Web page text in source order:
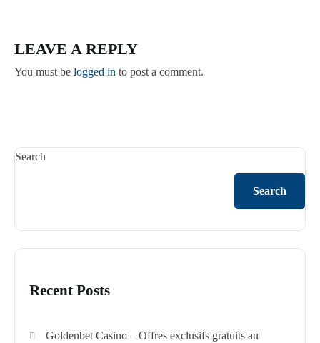
LEAVE A REPLY
You must be logged in to post a comment.
Search
Search
Recent Posts
Goldenbet Casino – Offres exclusifs gratuits au